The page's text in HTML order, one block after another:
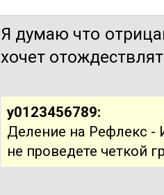
Я думаю что
хочет
y0123456789:
Деление на Рефлекс -
не проведете четкой